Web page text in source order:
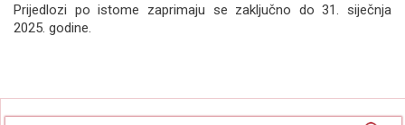
Prijedlozi po istome zaprimaju se zaključno do 31. siječnja
2025. godine.